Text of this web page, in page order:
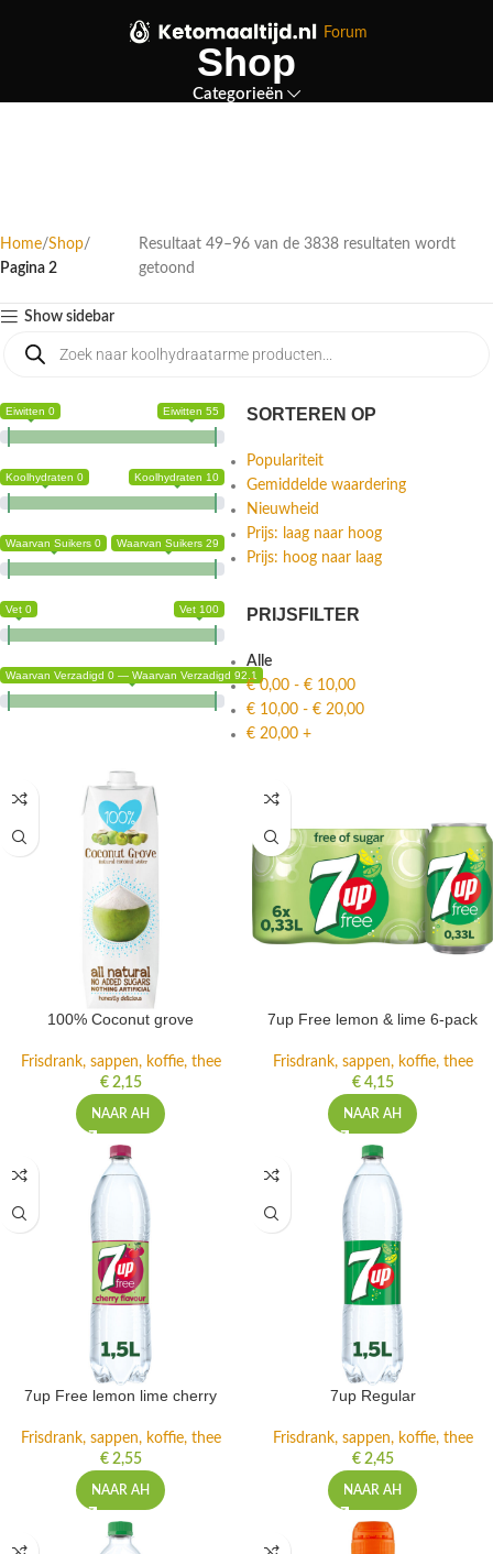
Forum
Shop
Categorieën
Home Shop
Pagina 2
Resultaat 49–96 van de 3838 resultaten wordt
getoond
Show sidebar
Eiwitten 0 Eiwitten 55
Koolhydraten 0 Koolhydraten 10
Waarvan Suikers 0 Waarvan Suikers 29
Vet 0 Vet 100
Waarvan Verzadigd 0 — Waarvan Verzadigd 92.1
SORTEREN OP
Populariteit
Gemiddelde waardering
Nieuwheid
Prijs: laag naar hoog
Prijs: hoog naar laag
PRIJSFILTER
Alle
€0,00 - € 10,00
€ 10,00 - € 20,00
€ 20,00 +
100% Coconut grove
Frisdrank, sappen, koffie, thee
€2,15
NAAR AH
7up Free lemon & lime 6-pack
Frisdrank, sappen, koffie, thee
€4,15
NAAR AH
7up Free lemon lime cherry
Frisdrank, sappen, koffie, thee
€2,55
NAAR AH
7up Regular
Frisdrank, sappen, koffie, thee
€2,45
NAAR AH